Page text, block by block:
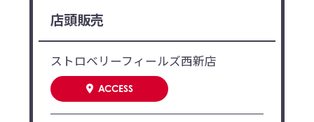
店頭販売
ストロベリーフィールズ西新店
ACCESS